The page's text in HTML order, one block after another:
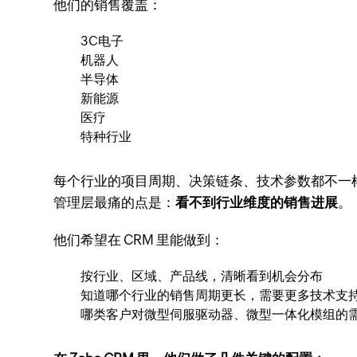
他们的销售覆盖：
3C电子
机器人
半导体
新能源
医疗
特种行业
每个行业的项目周期、决策链条、技术参数都不一
管理层最痛的点是：看不到行业维度的销售进展。
他们希望在 CRM 里能做到：
按行业、区域、产品线，清晰看到机会分布
知道哪个行业的销售周期更长，需要更多技术支
哪类客户对微型伺服驱动器、微型一体化模组的